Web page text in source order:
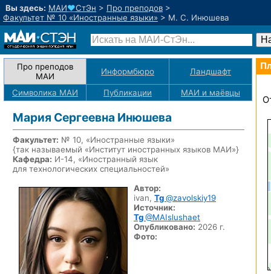
Вы здесь: МАИ♥СтЭн > Про преподов >
Факультет № 10 «Иностранные языки» > М. С. Инюшева
Про преподов
МАИ
Информбюро Ландшафт
Символика МАИ Публикации МАИ и маёвцы
Мария Сергеевна Инюшева
Факультет: № 10, «Иностранные языки»
{так называемый «Институт иностранных языков МАИ»}
Кафедра: И-14, «Иностранный язык
для технологических специальностей»
Автор:
ivan, Tg@zavolskiy19
Источник:
Tg@MAIslushaet
Опубликовано: 2026 г.
Фото: